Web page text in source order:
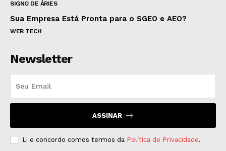
SIGNO DE ÁRIES
Sua Empresa Está Pronta para o SGEO e AEO?
WEB TECH
Newsletter
ASSINAR
Li e concordo comos termos da Política de Privacidade.